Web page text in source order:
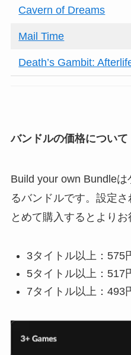
Cavern of Dreams
Mail Time
Death’s Gambit:
バンドルの価格について
Build your own Bundle
るバンドルです。設定
とめて購入するとよりお
3タイトル以上：575
5タイトル以上：517
7タイトル以上：493